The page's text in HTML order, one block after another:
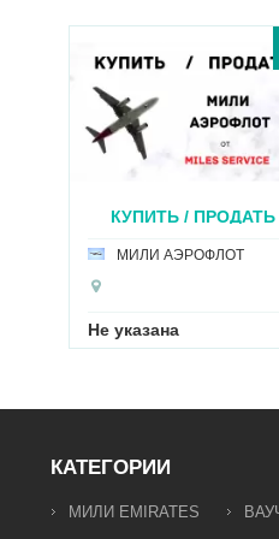
КУПИТЬ / ПРОДАТЬ
МИЛИ АЭРОФЛОТ
Не указана
КАТЕГОРИИ
МИЛИ EMIRATES